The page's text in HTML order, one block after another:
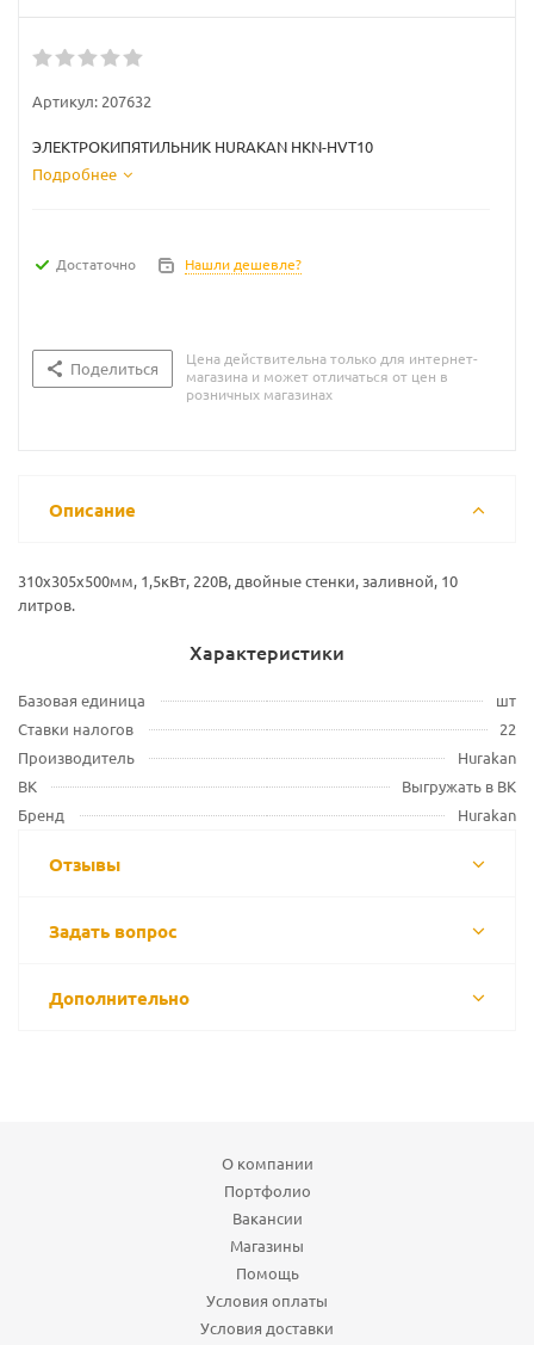
Артикул: 207632
ЭЛЕКТРОКИПЯТИЛЬНИК HURAKAN HKN-HVT10
Подробнее
Достаточно Нашли дешевле?
Поделиться
Цена действительна только для интернет-
магазина и может отличаться от цен в
розничных магазинах
Описание
310x305x500мм, 1,5кВт, 220В, двойные стенки, заливной, 10
литров.
Характеристики
Базовая единица
шт
Ставки налогов
22
Производитель
Hurakan
ВК
Выгружать в ВК
Бренд
Hurakan
Отзывы
Задать вопрос
Дополнительно
О компании
Портфолио
Вакансии
Магазины
Помощь
Условия оплаты
Условия доставки